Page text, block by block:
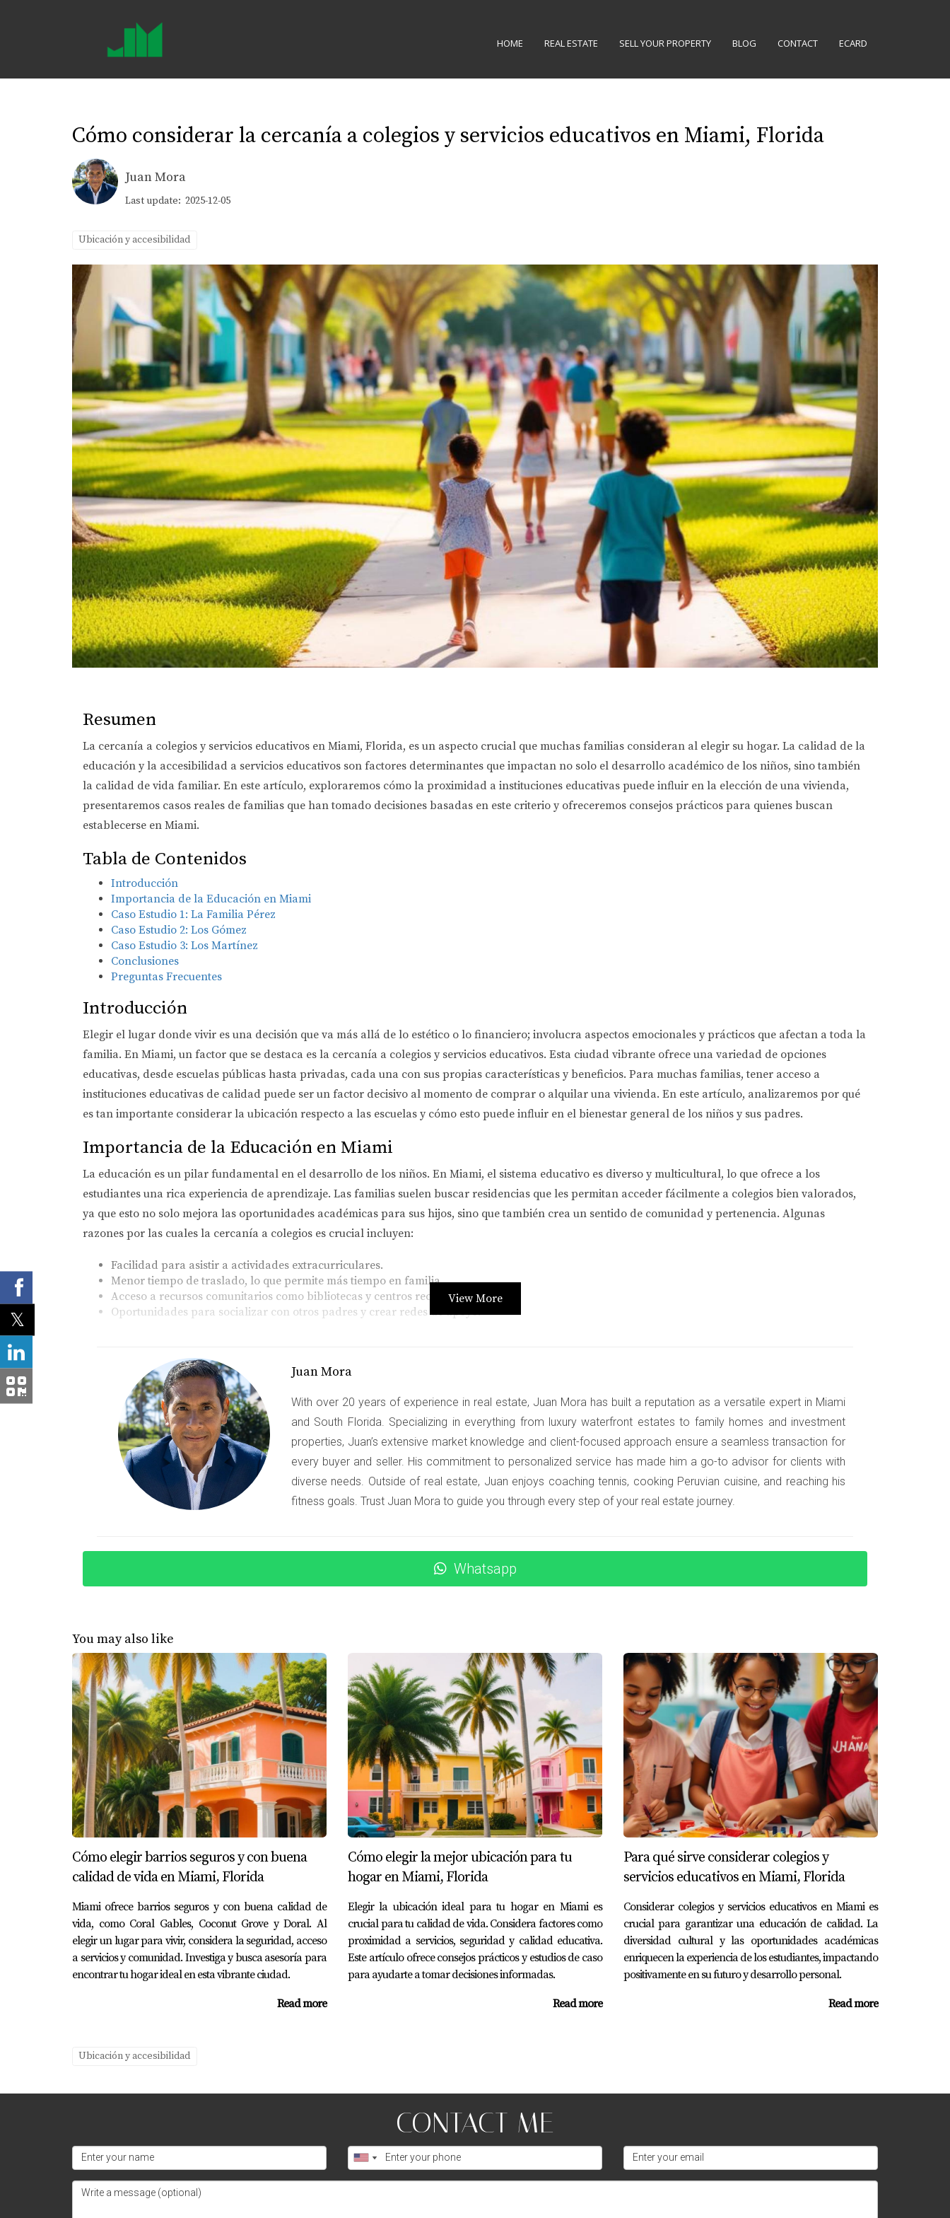
HOME REAL ESTATE SELL YOUR PROPERTY BLOG CONTACT ECARD
Cómo considerar la cercanía a colegios y servicios educativos en Miami, Florida
Juan Mora
Last update: 2025-12-05
Ubicación y accesibilidad
Resumen
La cercanía a colegios y servicios educativos en Miami, Florida, es un aspecto crucial que muchas familias consideran al elegir su hogar. La calidad de la
educación y la accesibilidad a servicios educativos son factores determinantes que impactan no solo el desarrollo académico de los niños, sino también
la calidad de vida familiar. En este artículo, exploraremos cómo la proximidad a instituciones educativas puede influir en la elección de una vivienda,
presentaremos casos reales de familias que han tomado decisiones basadas en este criterio y ofreceremos consejos prácticos para quienes buscan
establecerse en Miami.
Tabla de Contenidos
Introducción
Importancia de la Educación en Miami
Caso Estudio 1: La Familia Pérez
Caso Estudio 2: Los Gómez
Caso Estudio 3: Los Martínez
Conclusiones
Preguntas Frecuentes
Introducción
Elegir el lugar donde vivir es una decisión que va más allá de lo estético o lo financiero; involucra aspectos emocionales y prácticos que afectan a toda la
familia. En Miami, un factor que se destaca es la cercanía a colegios y servicios educativos. Esta ciudad vibrante ofrece una variedad de opciones
educativas, desde escuelas públicas hasta privadas, cada una con sus propias características y beneficios. Para muchas familias, tener acceso a
instituciones educativas de calidad puede ser un factor decisivo al momento de comprar o alquilar una vivienda. En este artículo, analizaremos por qué
es tan importante considerar la ubicación respecto a las escuelas y cómo esto puede influir en el bienestar general de los niños y sus padres.
Importancia de la Educación en Miami
La educación es un pilar fundamental en el desarrollo de los niños. En Miami, el sistema educativo es diverso y multicultural, lo que ofrece a los
estudiantes una rica experiencia de aprendizaje. Las familias suelen buscar residencias que les permitan acceder fácilmente a colegios bien valorados,
ya que esto no solo mejora las oportunidades académicas para sus hijos, sino que también crea un sentido de comunidad y pertenencia. Algunas
razones por las cuales la cercanía a colegios es crucial incluyen:
Facilidad para asistir a actividades extracurriculares.
Menor tiempo de traslado, lo que permite más tiempo en familia.
Acceso a recursos comunitarios como bibliotecas y centros recreativos.
Oportunidades para socializar con otros padres y crear redes de apoyo.
La familia Pérez se mudó a Miami hace tres años. Al principio, su enfoque principal fue encontrar una casa asequible; sin embargo, pronto se dieron
cuenta de que la cercanía a buenos colegios era esencial. Después de investigar varias áreas, decidieron establecerse cerca de una escuela primaria
altamente calificada. "No solo queríamos que nuestros hijos tuvieran acceso a una buena educación", comenta María Pérez, "sino también queríamos
involucrarnos en la comunidad escolar". Esta decisión les permitió participar activamente en actividades escolares y conocer a otras familias con
intereses similares.
Caso Estudio 2: Los Gómez
Los Gómez llegaron a Miami buscando un cambio después de vivir en otra ciudad durante años. Con dos hijos pequeños, su prioridad era encontrar un
Ingeniería y Matemáticas). "La calidad educativa fue determinante", dice Juan Gómez. "Queríamos asegurarnos de que nuestros hijos tuvieran acceso a
programas que fomentaran su curiosidad e interés por aprender". Su elección no solo benefició a sus hijos académicamente, sino que también les brindó
oportunidades para hacer amigos y establecer relaciones duraderas.
Los Martínez son una familia mixta con antecedentes culturales diversos. Al mudarse a Miami, sabían que debían considerar no solo las escuelas
disponibles sino también cómo estas reflejaban su herencia cultural. Se decidieron por un vecindario con escuelas bilingües donde sus hijos pudieran
aprender tanto inglés como español. "Para nosotros era importante que nuestros hijos mantuvieran su lengua materna mientras aprendían", explica
Ana Martínez. Además del beneficio educativo, esta decisión les permitió conectarse con otras familias hispanohablantes y crear una red sólida en su
nueva comunidad.
Conclusiones
La cercanía a colegios y servicios educativos en Miami es un aspecto vital para muchas familias al momento de decidir dónde vivir. A través de los casos
estudiados, queda claro que esta elección no solo afecta el rendimiento académico de los niños, sino también su bienestar emocional y social. Al
considerar todos estos factores, las familias pueden tomar decisiones más informadas sobre dónde establecerse. Si estás buscando un hogar en Miami y
deseas asesoramiento personalizado sobre cómo encontrar el lugar ideal cerca de excelentes colegios y servicios educativos, no dudes en contactar a
Juan Mora. Su experiencia te ayudará a navegar por el mercado inmobiliario con confianza.
¡Contáctame hoy!
Si tienes preguntas o necesitas más información sobre cómo encontrar la mejor ubicación para tu familia en Miami, ¡estoy aquí para ayudarte!
¡No esperes más!
Tu futuro comienza hoy; toma el primer paso hacia el hogar perfecto cerca de las mejores escuelas.
Vivir cerca de buenas escuelas facilita el acceso a una educación de calidad y permite involucrarse más activamente en la comunidad escolar.
¿Cómo puedo encontrar información sobre las mejores escuelas en Miami?
Puedes consultar sitios web como GreatSchools.org o hablar con agentes inmobiliarios locales como Juan Mora para obtener recomendaciones
personalizadas.
View More
Juan Mora
With over 20 years of experience in real estate, Juan Mora has built a reputation as a versatile expert in Miami
and South Florida. Specializing in everything from luxury waterfront estates to family homes and investment
properties, Juan’s extensive market knowledge and client-focused approach ensure a seamless transaction for
every buyer and seller. His commitment to personalized service has made him a go-to advisor for clients with
diverse needs. Outside of real estate, Juan enjoys coaching tennis, cooking Peruvian cuisine, and reaching his
fitness goals. Trust Juan Mora to guide you through every step of your real estate journey.
Whatsapp
You may also like
Cómo elegir barrios seguros y con buena
calidad de vida en Miami, Florida
Miami ofrece barrios seguros y con buena calidad de
vida, como Coral Gables, Coconut Grove y Doral. Al
elegir un lugar para vivir, considera la seguridad, acceso
a servicios y comunidad. Investiga y busca asesoría para
encontrar tu hogar ideal en esta vibrante ciudad.
Read more
Cómo elegir la mejor ubicación para tu
hogar en Miami, Florida
Elegir la ubicación ideal para tu hogar en Miami es
crucial para tu calidad de vida. Considera factores como
proximidad a servicios, seguridad y calidad educativa.
Este artículo ofrece consejos prácticos y estudios de caso
para ayudarte a tomar decisiones informadas.
Read more
Para qué sirve considerar colegios y
servicios educativos en Miami, Florida
Considerar colegios y servicios educativos en Miami es
crucial para garantizar una educación de calidad. La
diversidad cultural y las oportunidades académicas
enriquecen la experiencia de los estudiantes, impactando
positivamente en su futuro y desarrollo personal.
Read more
Ubicación y accesibilidad
CONTACT ME